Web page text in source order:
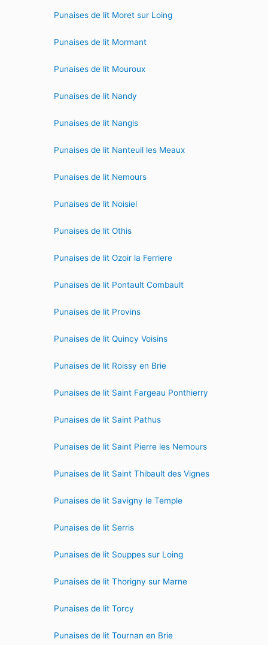
Punaises de lit Moret sur Loing
Punaises de lit Mormant
Punaises de lit Mouroux
Punaises de lit Nandy
Punaises de lit Nangis
Punaises de lit Nanteuil les Meaux
Punaises de lit Nemours
Punaises de lit Noisiel
Punaises de lit Othis
Punaises de lit Ozoir la Ferriere
Punaises de lit Pontault Combault
Punaises de lit Provins
Punaises de lit Quincy Voisins
Punaises de lit Roissy en Brie
Punaises de lit Saint Fargeau Ponthierry
Punaises de lit Saint Pathus
Punaises de lit Saint Pierre les Nemours
Punaises de lit Saint Thibault des Vignes
Punaises de lit Savigny le Temple
Punaises de lit Serris
Punaises de lit Souppes sur Loing
Punaises de lit Thorigny sur Marne
Punaises de lit Torcy
Punaises de lit Tournan en Brie